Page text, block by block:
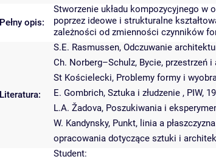
Pełny opis:
Stworzenie układu kompozycyjnego w
poprzez ideowe i strukturalne
zależności od zmienności czynników
Literatura:
S.E. Rasmussen, Odczuwanie
Ch. Norberg–Schulz, Bycie, przestrzeń
St Kościelecki, Problemy formy i
E. Gombrich, Sztuka i złudzenie , PIW,
L.A. Žadova, Poszukiwania i
W. Kandynsky, Punkt, linia a
opracowania dotyczące sztuki i
Student: